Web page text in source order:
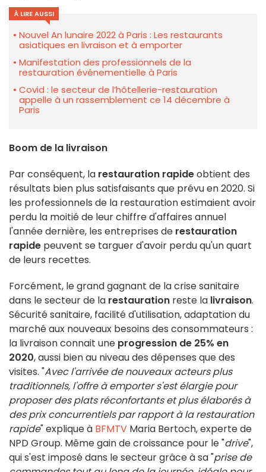
À LIRE AUSSI
Nouvel An lunaire 2022 à Paris : Les restaurants
asiatiques en livraison et à emporter
Manifestation des professionnels de la
restauration événementielle à Paris
Covid : le secteur de l’hôtellerie-restauration
appelle à un rassemblement ce 14 décembre à
Paris
Boom de la livraison
Par conséquent, la restauration rapideobtient des
résultats bien plus satisfaisants que prévu en 2020. Si
les professionnels de la restauration estimaient avoir
perdu la moitié de leur chiffre d'affaires annuel
l'année dernière, les entreprises de restauration
rapide peuvent se targuer d'avoir perdu qu'un quart
de leurs recettes.
Forcément, le grand gagnant de la crise sanitaire
dans le secteur de la restauration reste la livraison.
Sécurité sanitaire, facilité d'utilisation, adaptation du
marché aux nouveaux besoins des consommateurs :
la livraison connait une progression de 25% en
2020, aussi bien au niveau des dépenses que des
visites. "Avec l'arrivée de nouveaux acteurs plus
traditionnels, l'offre à emporter s'est élargie pour
proposer des plats réconfortants et plus élaborés à
des prix concurrentiels par rapport à la restauration
rapide" explique à BFMTV Maria Bertoch, experte de
NPD Group. Même gain de croissance pour le "drive",
qui s'est imposé dans le secteur grâce à sa "prise de